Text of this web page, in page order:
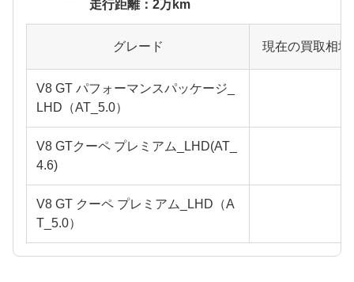
走行距離：2万km
グレード 現在の買取相
V8 GT パフォーマンスパッケージ_
LHD（AT_5.0）
V8 GTクーペ プレミアム_LHD(AT_
4.6)
V8 GT クーペ プレミアム_LHD（A
T_5.0）